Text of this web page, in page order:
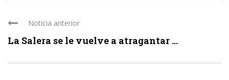
Noticia anterior
La Salera se le vuelve a atragantar ...